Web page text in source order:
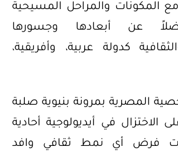
المكونات والمراحل المسيحية
عن أبعادها وجسورها
كدولة عربية، وأفريقية،
المصرية بمرونة بنيوية صلبة
في أيديولوجية أحادية
فرض أي نمط ثقافي وافد